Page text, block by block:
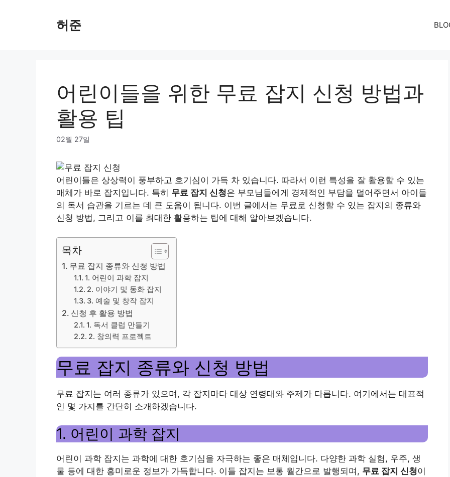
허준
어린이들을 위한 무료 잡지 신청 방법과
활용 팁
02월 27일
어린이들은 상상력이 풍부하고 호기심이 가득 차 있습니다. 따라서 이런 특성을 잘 활용할 수 있는
매체가 바로 잡지입니다. 특히 무료 잡지 신청은 부모님들에게 경제적인 부담을 덜어주면서 아이들
의 독서 습관을 기르는 데 큰 도움이 됩니다. 이번 글에서는 무료로 신청할 수 있는 잡지의 종류와
신청 방법, 그리고 이를 최대한 활용하는 팁에 대해 알아보겠습니다.
목차
무료 잡지 종류와 신청 방법
1. 어린이 과학 잡지
2. 이야기 및 동화 잡지
3. 예술 및 창작 잡지
신청 후 활용 방법
1. 독서 클럽 만들기
2. 창의력 프로젝트
무료 잡지 종류와 신청 방법
무료 잡지는 여러 종류가 있으며, 각 잡지마다 대상 연령대와 주제가 다릅니다. 여기에서는 대표적
인 몇 가지를 간단히 소개하겠습니다.
1. 어린이 과학 잡지
어린이 과학 잡지는 과학에 대한 호기심을 자극하는 좋은 매체입니다. 다양한 과학 실험, 우주, 생
물 등에 대한 흥미로운 정보가 가득합니다. 이들 잡지는 보통 월간으로 발행되며, 무료 잡지 신청이